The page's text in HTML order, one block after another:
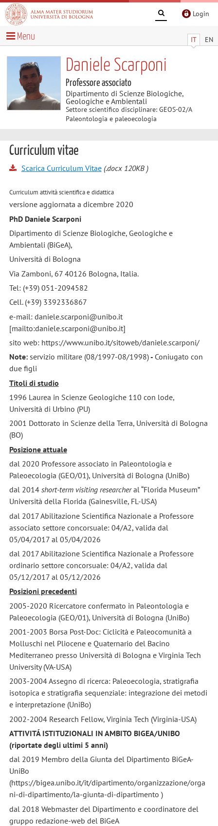
Login
IT EN
Menu
Daniele Scarponi
Professore associato
Dipartimento di Scienze Biologiche,
Geologiche e Ambientali
Settore scientifico disciplinare: GEOS-02/A
Paleontologia e paleoecologia
Curriculum vitae
Scarica Curriculum Vitae(.docx 120KB )
Curriculum attività scientifica e didattica
versione aggiornata a dicembre 2020
PhD Daniele Scarponi
Dipartimento di Scienze Biologiche, Geologiche e
Ambientali (BiGeA),
Università di Bologna
Via Zamboni, 67 40126 Bologna, Italia.
Tel: (+39) 051-2094582
Cell. (+39) 3392336867
e-mail: daniele.scarponi@unibo.it
[mailto:daniele.scarponi@unibo.it]
sito web: https://www.unibo.it/sitoweb/daniele.scarponi/
Note: servizio militare (08/1997-08/1998)- Coniugato con
due figli
Titoli di studio
1996 Laurea in Scienze Geologiche 110 con lode,
Università di Urbino (PU)
2001 Dottorato in Scienze della Terra, Università di Bologna
(BO)
Posizione attuale
dal 2020 Professore associato in Paleontologia e
Paleoecologia (GEO/01), Università di Bologna (UniBo)
dal 2014 short-term visiting researcheral “Florida Museum”
Università della Florida (Gainesville, FL-USA)
dal 2017 Abilitazione Scientifica Nazionale a Professore
associato settore concorsuale: 04/A2, valida dal
05/04/2017 al 05/04/2026
dal 2017 Abilitazione Scientifica Nazionale a Professore
ordinario settore concorsuale: 04/A2, valida dal
05/12/2017 al 05/12/2026
Posizioni precedenti
2005-2020 Ricercatore confermato in Paleontologia e
Paleoecologia (GEO/01), Università di Bologna (UniBo)
2001-2003 Borsa Post-Doc: Ciclicità e Paleocomunità a
Molluschi nel Pliocene e Quaternario del Bacino
Mediterraneo presso Università di Bologna e Virginia Tech
University (VA-USA)
2003-2004 Assegno di ricerca: Paleoecologia, stratigrafia
isotopica e stratigrafia sequenziale: integrazione dei metodi
e interpretazione (UniBo)
2002-2004 Research Fellow, Virginia Tech (Virginia-USA)
ATTIVITÁ ISTITUZIONALI IN AMBITO BIGEA/UNIBO
(riportate degli ultimi 5 anni)
dal 2019 Membro della Giunta del Dipartimento BiGeA-
UniBo
(https://bigea.unibo.it/it/dipartimento/organizzazione/orga
ni-di-dipartimento/la-giunta-di-dipartimento )
dal 2018 Webmaster del Dipartimento e coordinatore del
gruppo redazione-web del BiGeA